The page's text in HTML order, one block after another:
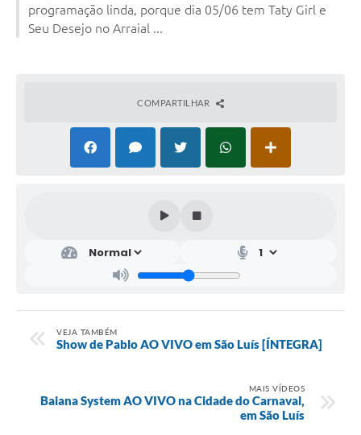
programação linda, porque dia 05/06 tem Taty Girl e
Seu Desejo no Arraial ...
COMPARTILHAR
VEJA TAMBÉM
Show de Pablo AO VIVO em São Luís [ÍNTEGRA]
MAIS VÍDEOS
Baiana System AO VIVO na Cidade do Carnaval,
em São Luís